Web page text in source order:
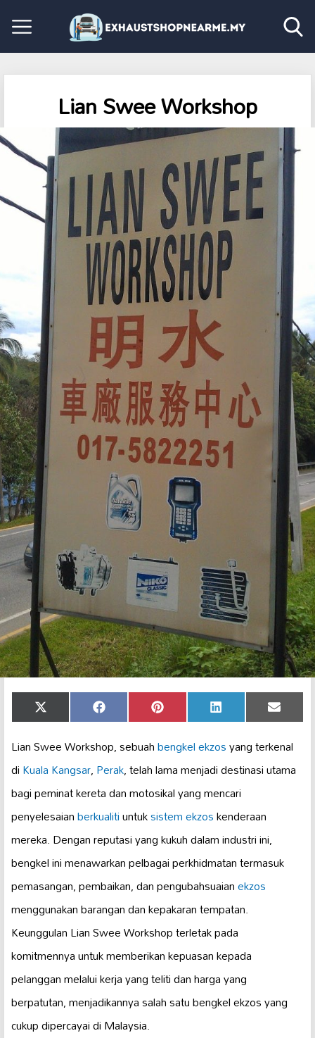
Lian Swee Workshop
Share
on
X
(Twitter)
Share
on
Facebook Share
on
Pinterest Share
on
LinkedIn Share
on
Email
Lian Swee Workshop, sebuahbengkel ekzosyang terkenal
diKuala Kangsar,Perak, telah lama menjadi destinasi utama
bagi peminat kereta dan motosikal yang mencari
penyelesaianberkualitiuntuksistem ekzoskenderaan
mereka. Dengan reputasi yang kukuh dalam industri ini,
bengkel ini menawarkan pelbagai perkhidmatan termasuk
pemasangan, pembaikan, dan pengubahsuaianekzos
menggunakan barangan dan kepakaran tempatan.
Keunggulan Lian Swee Workshop terletak pada
komitmennya untuk memberikan kepuasan kepada
pelanggan melalui kerja yang teliti dan harga yang
berpatutan, menjadikannya salah satu bengkel ekzos yang
cukup dipercayai di Malaysia.